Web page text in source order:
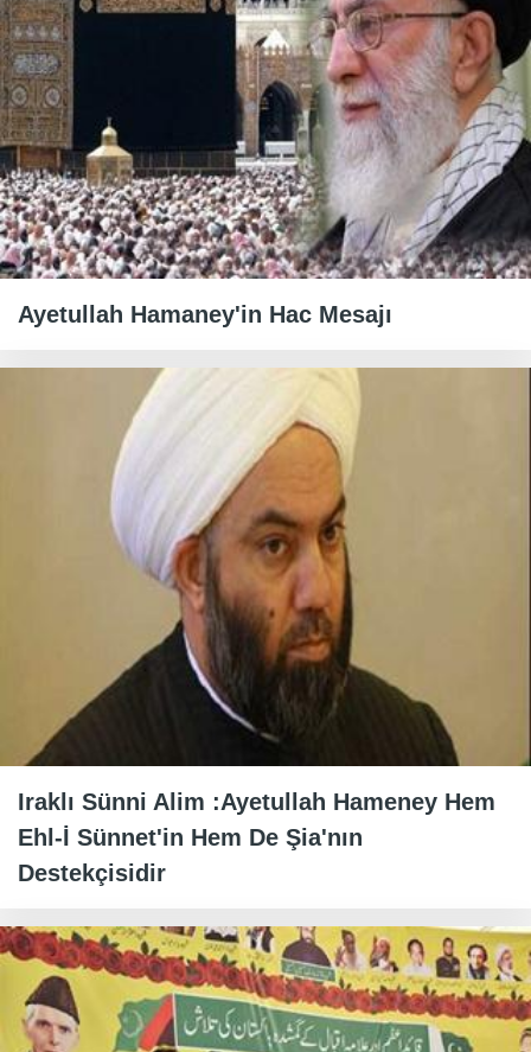
Ayetullah Hamaney'in Hac Mesajı
Iraklı Sünni Alim :Ayetullah Hameney Hem
Ehl-İ Sünnet'in Hem De Şia'nın
Destekçisidir